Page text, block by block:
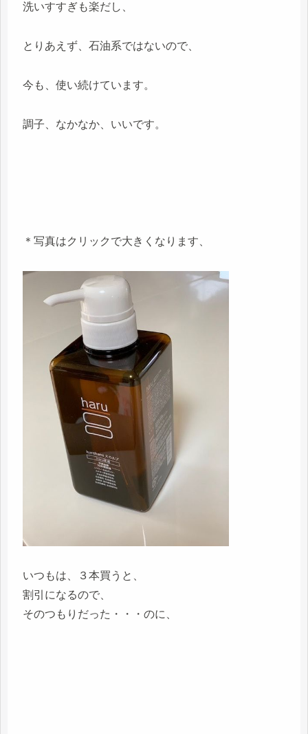
洗いすすぎも楽だし、
とりあえず、石油系ではないので、
今も、使い続けています。
調子、なかなか、いいです。
＊写真はクリックで大きくなります、
いつもは、３本買うと、
割引になるので、
そのつもりだった・・・のに、